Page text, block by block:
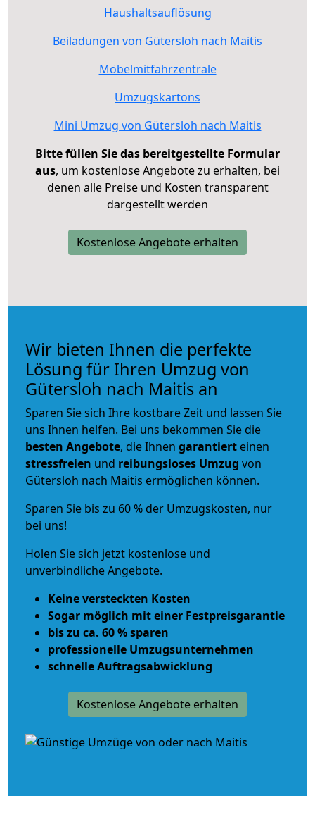
Haushaltsauflösung
Beiladungen von Gütersloh nach Maitis
Möbelmitfahrzentrale
Umzugskartons
Mini Umzug von Gütersloh nach Maitis
Bitte füllen Sie das bereitgestellte Formular
aus, um kostenlose Angebote zu erhalten, bei
denen alle Preise und Kosten transparent
dargestellt werden
Kostenlose Angebote erhalten
Wir bieten Ihnen die perfekte
Lösung für Ihren Umzug von
Gütersloh nach Maitis an
Sparen Sie sich Ihre kostbare Zeit und lassen Sie
uns Ihnen helfen. Bei uns bekommen Sie die
besten Angebote, die Ihnen garantiert einen
stressfreien und reibungsloses Umzug von
Gütersloh nach Maitis ermöglichen können.
Sparen Sie bis zu 60 % der Umzugskosten, nur
bei uns!
Holen Sie sich jetzt kostenlose und
unverbindliche Angebote.
Keine versteckten Kosten
Sogar möglich mit einer Festpreisgarantie
bis zu ca. 60 % sparen
professionelle Umzugsunternehmen
schnelle Auftragsabwicklung
Kostenlose Angebote erhalten